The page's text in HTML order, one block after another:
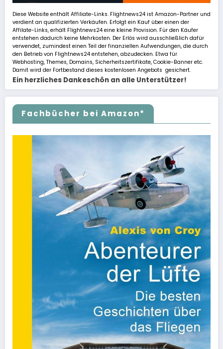
Diese Website enthält Affiliate-Links. Flightnews24 ist Amazon-Partner und
verdient an qualifizierten Verkäufen. Erfolgt ein Kauf über einen der
Affilate-Links, erhält Flightnews24 eine kleine Provision. Für den Käufer
entstehen dadurch keine Mehrkosten. Der Erlös wird ausschließlich dafür
verwendet, zumindest einen Teil der finanziellen Aufwendungen, die durch
den Betrieb von Flightnews24 entstehen, abzudecken. Etwa für
Webhosting, Themes, Domains, Sicherheitszertifikate, Cookie-Banner etc.
Damit wird der Fortbestand dieses kostenlosen Angebots gesichert.
Ein herzliches Dankeschön an alle Unterstützer!
Fachbücher bei Amazon*